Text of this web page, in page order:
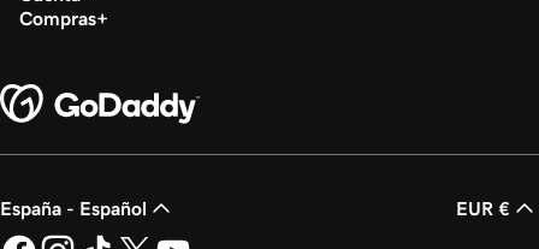
Compras
España - Español EUR €